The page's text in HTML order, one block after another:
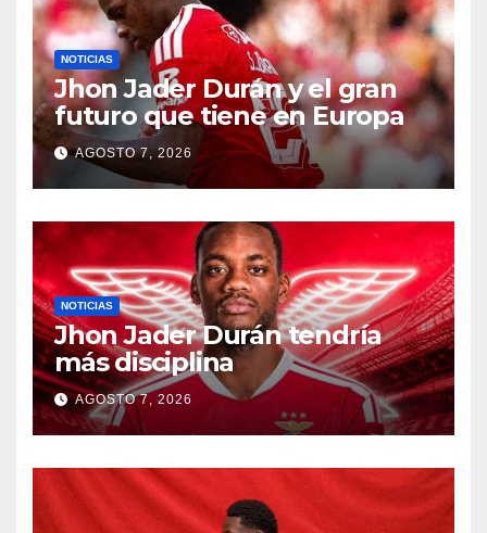
NOTICIAS
Jhon Jader Durán y el gran
futuro que tiene en Europa
AGOSTO 7, 2026
NOTICIAS
Jhon Jader Durán tendría
más disciplina
AGOSTO 7, 2026